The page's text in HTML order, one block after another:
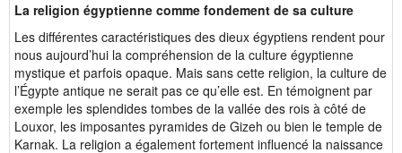
La religion égyptienne comme fondement de sa culture
Les différentes caractéristiques des dieux égyptiens rendent pour
nous aujourd’hui la compréhension de la culture égyptienne
mystique et parfois opaque. Mais sans cette religion, la culture de
l’Égypte antique ne serait pas ce qu’elle est. En témoignent par
exemple les splendides tombes de la vallée des rois à côté de
Louxor, les imposantes pyramides de Gizeh ou bien le temple de
Karnak. La religion a également fortement influencé la naissance